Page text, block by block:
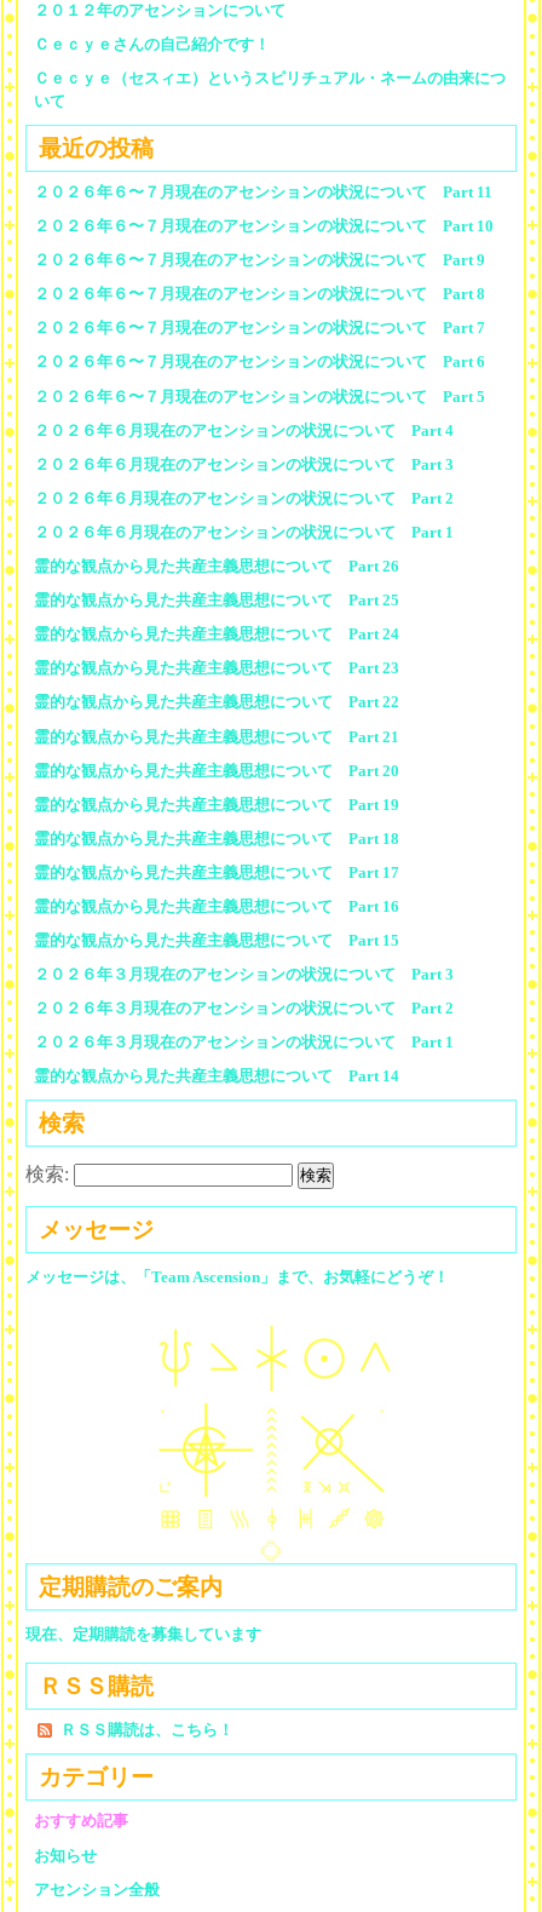
２０１２年のアセンションについて
Ｃｅｃｙｅさんの自己紹介です！
Ｃｅｃｙｅ（セスィエ）というスピリチュアル・ネームの由来につ
いて
最近の投稿
２０２６年６〜７月現在のアセンションの状況について Part 11
２０２６年６〜７月現在のアセンションの状況について Part 10
２０２６年６〜７月現在のアセンションの状況について Part 9
２０２６年６〜７月現在のアセンションの状況について Part 8
２０２６年６〜７月現在のアセンションの状況について Part 7
２０２６年６〜７月現在のアセンションの状況について Part 6
２０２６年６〜７月現在のアセンションの状況について Part 5
２０２６年６月現在のアセンションの状況について Part 4
２０２６年６月現在のアセンションの状況について Part 3
２０２６年６月現在のアセンションの状況について Part 2
２０２６年６月現在のアセンションの状況について Part 1
霊的な観点から見た共産主義思想について Part 26
霊的な観点から見た共産主義思想について Part 25
霊的な観点から見た共産主義思想について Part 24
霊的な観点から見た共産主義思想について Part 23
霊的な観点から見た共産主義思想について Part 22
霊的な観点から見た共産主義思想について Part 21
霊的な観点から見た共産主義思想について Part 20
霊的な観点から見た共産主義思想について Part 19
霊的な観点から見た共産主義思想について Part 18
霊的な観点から見た共産主義思想について Part 17
霊的な観点から見た共産主義思想について Part 16
霊的な観点から見た共産主義思想について Part 15
２０２６年３月現在のアセンションの状況について Part 3
２０２６年３月現在のアセンションの状況について Part 2
２０２６年３月現在のアセンションの状況について Part 1
霊的な観点から見た共産主義思想について Part 14
検索
検索:
メッセージ
メッセージは、「Team Ascension」まで、お気軽にどうぞ！
定期購読のご案内
現在、定期購読を募集しています
ＲＳＳ購読
ＲＳＳ購読は、こちら！
カテゴリー
おすすめ記事
お知らせ
アセンション全般